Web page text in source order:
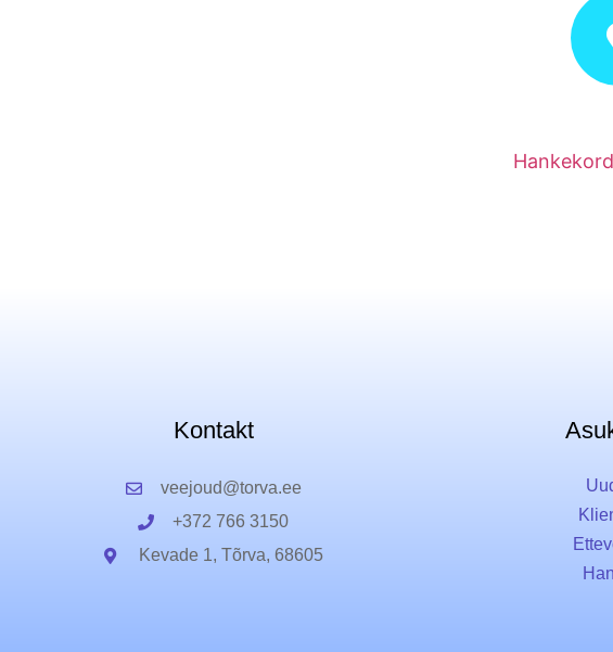
Kontakt
veejoud@torva.ee
+372 766 3150
Kevade 1, Tõrva, 68605